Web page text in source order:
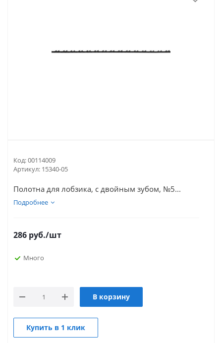
Код:00114009
Артикул: 15340-05
Полотна для лобзика, с двойным зубом, №5...
Подробнее
286 руб./шт
Много
В корзину
Купить в 1 клик